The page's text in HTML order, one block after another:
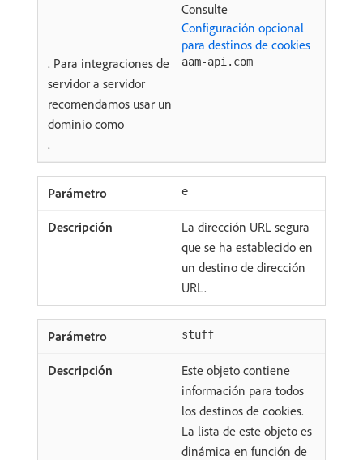
Consulte
Configuración opcional
para destinos de cookies
. Para integraciones de
servidor a servidor
recomendamos usar un
dominio como
aam-api.com
.
e
La dirección URL segura
que se ha establecido en
un destino de dirección
URL.
stuff
Este objeto contiene
información para todos
los destinos de cookies.
La lista de este objeto es
dinámica en función de